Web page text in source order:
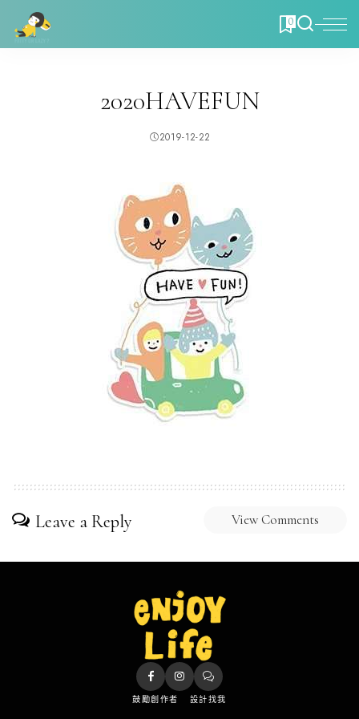
0
2020HAVEFUN
2019-12-22
Leave a Reply View Comments
鼓勵創作者 設計找我